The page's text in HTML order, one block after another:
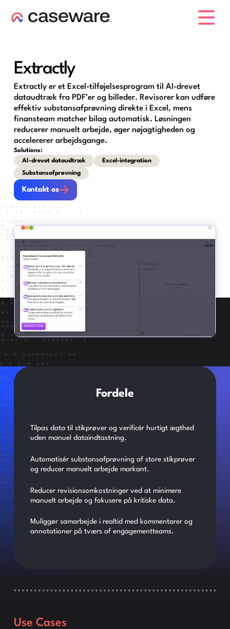
Extractly
Extractly er et Excel-tilføjelsesprogram til AI-drevet
dataudtræk fra PDF’er og billeder. Revisorer kan udføre
effektiv substansafprøvning direkte i Excel, mens
finansteam matcher bilag automatisk. Løsningen
reducerer manuelt arbejde, øger nøjagtigheden og
accelererer arbejdsgange.
Solutions:
AI-drevet dataudtræk
Excel-integration
Substansafprøvning
Kontakt os
Kontakt os
Fordele
Tilpas data til stikprøver og verificér hurtigt ægthed
uden manuel dataindtastning.
Automatisér substansafprøvning af store stikprøver
og reducer manuelt arbejde markant.
Reducer revisionsomkostninger ved at minimere
manuelt arbejde og fokusere på kritiske data.
Muliggør samarbejde i realtid med kommentarer og
annotationer på tværs af engagementteams.
Use Cases